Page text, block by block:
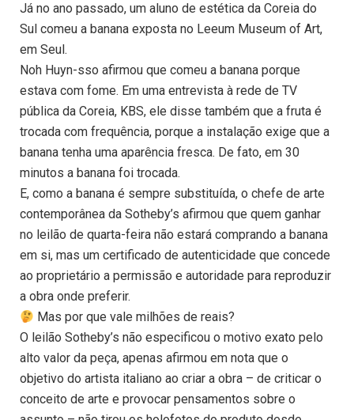
Já no ano passado, um aluno de estética da Coreia do
Sul comeu a banana exposta no Leeum Museum of Art,
em Seul.
Noh Huyn-sso afirmou que comeu a banana porque
estava com fome. Em uma entrevista à rede de TV
pública da Coreia, KBS, ele disse também que a fruta é
trocada com frequência, porque a instalação exige que a
banana tenha uma aparência fresca. De fato, em 30
minutos a banana foi trocada.
E, como a banana é sempre substituída, o chefe de arte
contemporânea da Sotheby’s afirmou que quem ganhar
no leilão de quarta-feira não estará comprando a banana
em si, mas um certificado de autenticidade que concede
ao proprietário a permissão e autoridade para reproduzir
a obra onde preferir.
Mas por que vale milhões de reais?
O leilão Sotheby’s não especificou o motivo exato pelo
alto valor da peça, apenas afirmou em nota que o
objetivo do artista italiano ao criar a obra – de criticar o
conceito de arte e provocar pensamentos sobre o